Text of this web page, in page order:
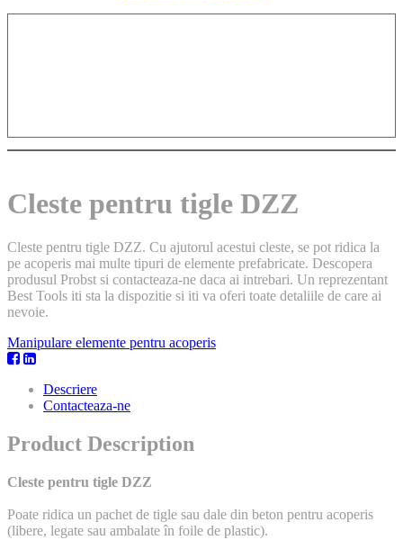
Cleste pentru tigle DZZ
Cleste pentru tigle DZZ. Cu ajutorul acestui cleste, se pot ridica la
pe acoperis mai multe tipuri de elemente prefabricate. Descopera
produsul Probst si contacteaza-ne daca ai intrebari. Un reprezentant
Best Tools iti sta la dispozitie si iti va oferi toate detaliile de care ai
nevoie.
Manipulare elemente pentru acoperis
Descriere
Contacteaza-ne
Product Description
Cleste pentru tigle DZZ
Poate ridica un pachet de tigle sau dale din beton pentru acoperis
(libere, legate sau ambalate în foile de plastic).